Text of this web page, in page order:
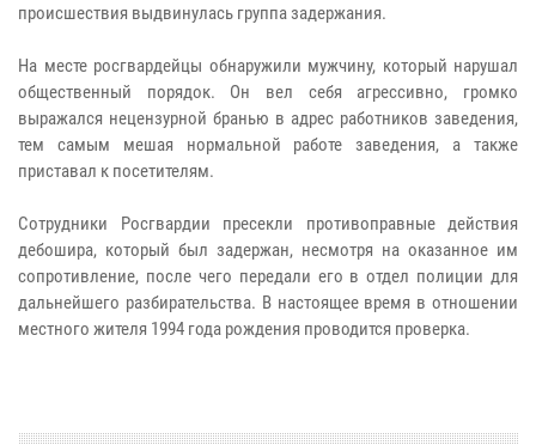
происшествия выдвинулась группа задержания.
На месте росгвардейцы обнаружили мужчину, который нарушал
общественный порядок. Он вел себя агрессивно, громко
выражался нецензурной бранью в адрес работников заведения,
тем самым мешая нормальной работе заведения, а также
приставал к посетителям.
Сотрудники Росгвардии пресекли противоправные действия
дебошира, который был задержан, несмотря на оказанное им
сопротивление, после чего передали его в отдел полиции для
дальнейшего разбирательства. В настоящее время в отношении
местного жителя 1994 года рождения проводится проверка.